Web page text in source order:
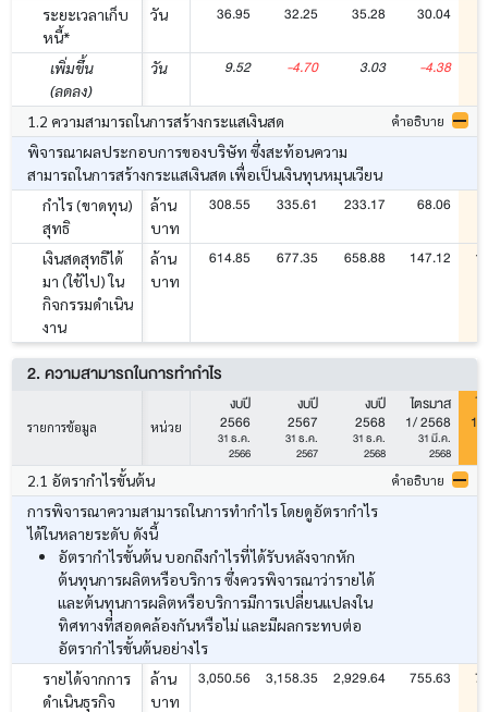
ระยะเวลาเก็บ
หนี้*
วัน 36.95 32.25 35.28 30.04
เพิ่มขึ้น
(ลดลง)
วัน 9.52 -4.70 3.03 -4.38
1.2 ความสามารถในการสร้างกระแสเงินสด คำอธิบาย
พิจารณาผลประกอบการของบริษัท ซึ่งสะท้อนความ
สามารถในการสร้างกระแสเงินสด เพื่อเป็นเงินทุนหมุนเวียน
กำไร (ขาดทุน)
สุทธิ
ล้าน
บาท
308.55 335.61 233.17 68.06
เงินสดสุทธิได้
มา (ใช้ไป) ใน
กิจกรรมดำเนิน
งาน
ล้าน
บาท
614.85 677.35 658.88 147.12
2. ความสามารถในการทำกำไร
รายการข้อมูล หน่วย
งบปี
2566
31 ธ.ค.
2566
งบปี
2567
31 ธ.ค.
2567
งบปี
2568
31 ธ.ค.
2568
ไตรมาส
1/ 2568
31 มี.ค.
2568
ไ
1/
2.1 อัตรากำไรขั้นต้น คำอธิบาย
การพิจารณาความสามารถในการทำกำไร โดยดูอัตรากำไร
ได้ในหลายระดับ ดังนี้
อัตรากำไรขั้นต้น บอกถึงกำไรที่ได้รับหลังจากหัก
ต้นทุนการผลิตหรือบริการ ซึ่งควรพิจารณาว่ารายได้
และต้นทุนการผลิตหรือบริการมีการเปลี่ยนแปลงใน
ทิศทางที่สอดคล้องกันหรือไม่ และมีผลกระทบต่อ
อัตรากำไรขั้นต้นอย่างไร
รายได้จากการ
ดำเนินธุรกิจ
ล้าน
บาท
3,050.56 3,158.35 2,929.64 755.63